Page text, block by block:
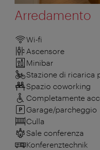
Arredamento
Wi-fi
Ascensore
Minibar
Stazione di ricarica
Spazio coworking
Completamente
Garage/parcheggio
Culla
Sale conferenza
Konferenztechnik